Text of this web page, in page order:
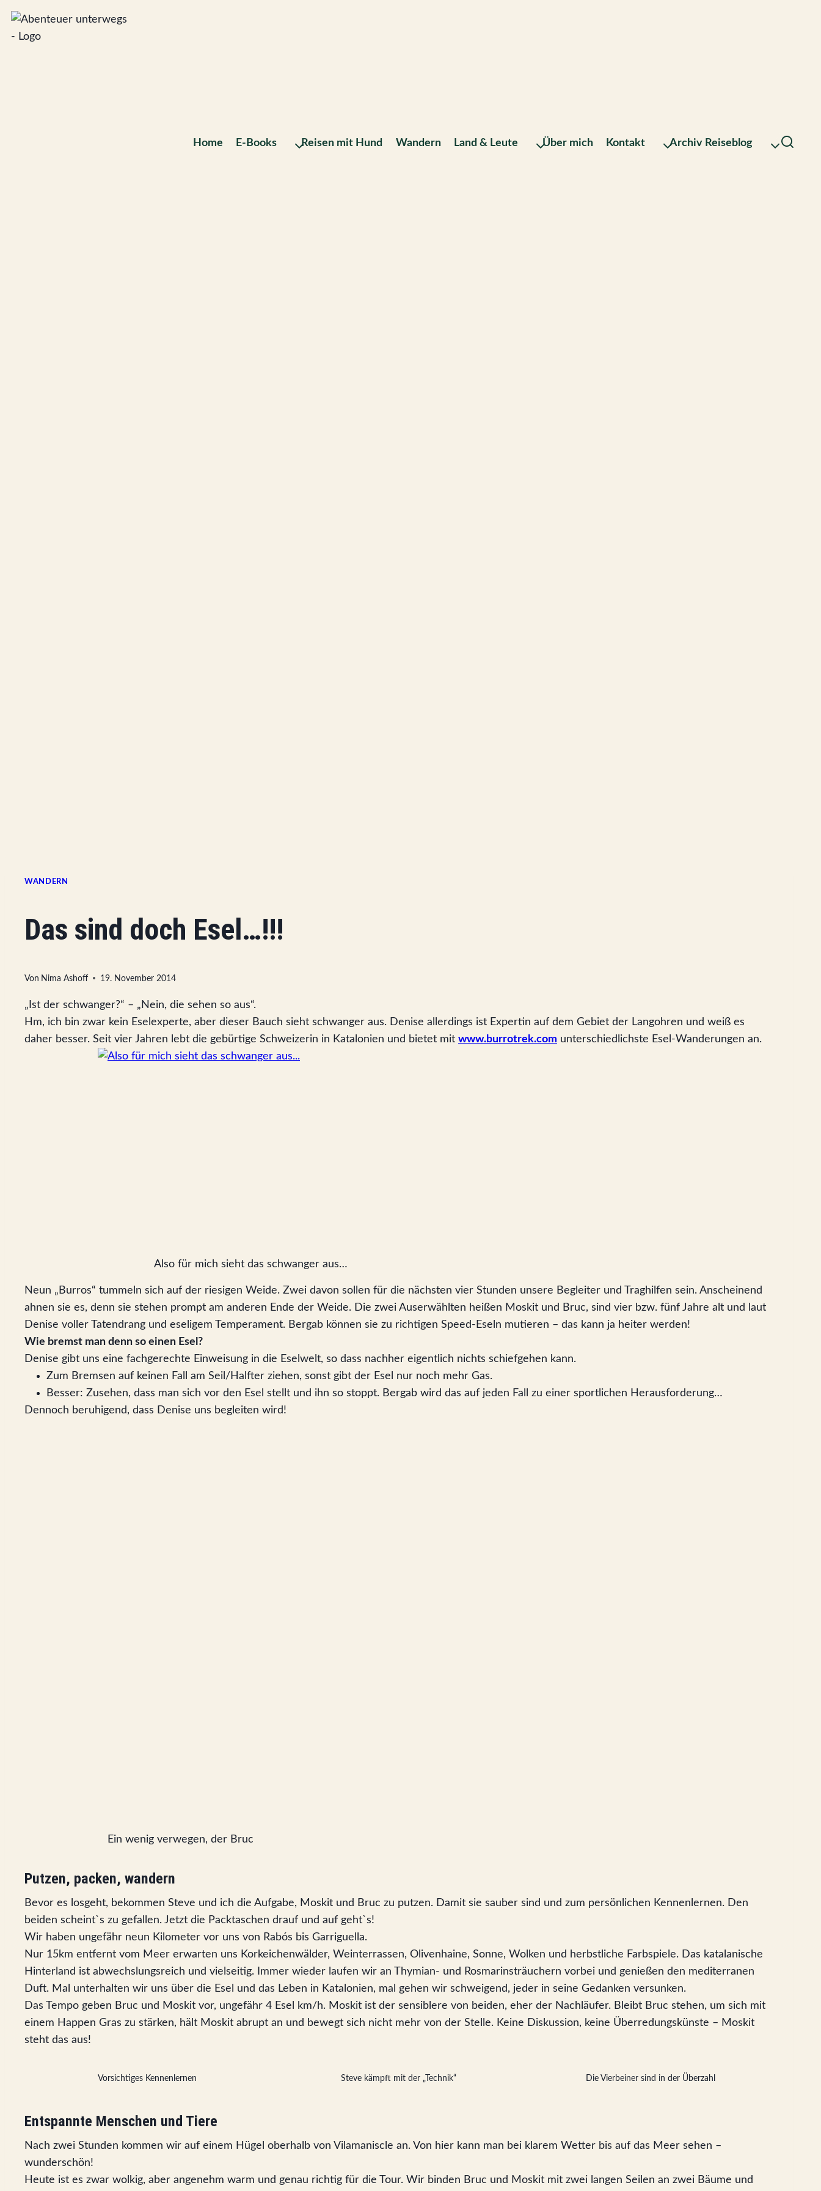
Zum
Inhalt
Home E-Books Reisen mit Hund Wandern Land & Leute Über mich Kontakt Archiv Reiseblog
WANDERN
Das sind doch Esel…!!!
Von Nima Ashoff 19. November 2014
„Ist der schwanger?“ – „Nein, die sehen so aus“.
Hm, ich bin zwar kein Eselexperte, aber dieser Bauch sieht schwanger aus. Denise allerdings ist Expertin auf dem Gebiet der Langohren und weiß es
daher besser. Seit vier Jahren lebt die gebürtige Schweizerin in Katalonien und bietet mit www.burrotrek.com unterschiedlichste Esel-Wanderungen an.
Also für mich sieht das schwanger aus…
Neun „Burros“ tummeln sich auf der riesigen Weide. Zwei davon sollen für die nächsten vier Stunden unsere Begleiter und Traghilfen sein. Anscheinend
ahnen sie es, denn sie stehen prompt am anderen Ende der Weide. Die zwei Auserwählten heißen Moskit und Bruc, sind vier bzw. fünf Jahre alt und laut
Denise voller Tatendrang und eseligem Temperament. Bergab können sie zu richtigen Speed-Eseln mutieren – das kann ja heiter werden!
Wie bremst man denn so einen Esel?
Denise gibt uns eine fachgerechte Einweisung in die Eselwelt, so dass nachher eigentlich nichts schiefgehen kann.
Zum Bremsen auf keinen Fall am Seil/Halfter ziehen, sonst gibt der Esel nur noch mehr Gas.
Besser: Zusehen, dass man sich vor den Esel stellt und ihn so stoppt. Bergab wird das auf jeden Fall zu einer sportlichen Herausforderung…
Dennoch beruhigend, dass Denise uns begleiten wird!
Ein wenig verwegen, der Bruc
Putzen, packen, wandern
Bevor es losgeht, bekommen Steve und ich die Aufgabe, Moskit und Bruc zu putzen. Damit sie sauber sind und zum persönlichen Kennenlernen. Den
beiden scheint`s zu gefallen. Jetzt die Packtaschen drauf und auf geht`s!
Wir haben ungefähr neun Kilometer vor uns von Rabós bis Garriguella.
Nur 15km entfernt vom Meer erwarten uns Korkeichenwälder, Weinterrassen, Olivenhaine, Sonne, Wolken und herbstliche Farbspiele. Das katalanische
Hinterland ist abwechslungsreich und vielseitig. Immer wieder laufen wir an Thymian- und Rosmarinsträuchern vorbei und genießen den mediterranen
Duft. Mal unterhalten wir uns über die Esel und das Leben in Katalonien, mal gehen wir schweigend, jeder in seine Gedanken versunken.
Das Tempo geben Bruc und Moskit vor, ungefähr 4 Esel km/h. Moskit ist der sensiblere von beiden, eher der Nachläufer. Bleibt Bruc stehen, um sich mit
einem Happen Gras zu stärken, hält Moskit abrupt an und bewegt sich nicht mehr von der Stelle. Keine Diskussion, keine Überredungskünste – Moskit
steht das aus!
Vorsichtiges Kennenlernen Steve kämpft mit der „Technik“ Die Vierbeiner sind in der Überzahl
Entspannte Menschen und Tiere
Nach zwei Stunden kommen wir auf einem Hügel oberhalb von Vilamaniscle an. Von hier kann man bei klarem Wetter bis auf das Meer sehen –
wunderschön!
Heute ist es zwar wolkig, aber angenehm warm und genau richtig für die Tour. Wir binden Bruc und Moskit mit zwei langen Seilen an zwei Bäume und